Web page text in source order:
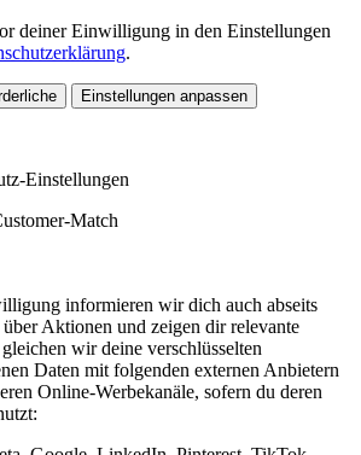
deiner Einwilligung in den Einstellungen
.
Einstellungen anpassen
Einstellungen
Match
informieren wir dich auch abseits
über Aktionen und zeigen dir relevante
wir deine verschlüsselten
Daten mit folgenden externen Anbietern
Online-Werbekanäle, sofern du deren